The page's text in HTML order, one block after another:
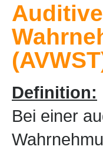
Definition:
Bei einer